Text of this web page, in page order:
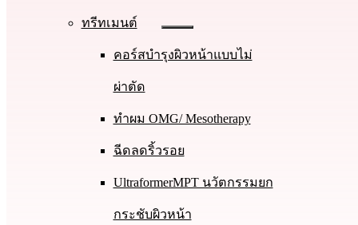
ทรีทเมนต์
คอร์สบำรุงผิวหน้าแบบไม่
ผ่าตัด
ทําผม OMG/ Mesotherapy
ฉีดลดริ้วรอย
UltraformerMPT นวัตกรรมยก
กระชับผิวหน้า